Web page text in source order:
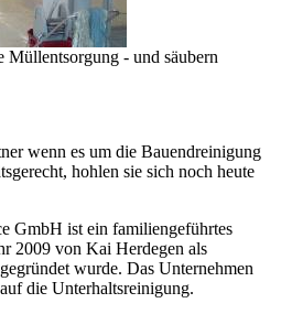
Müllentsorgung - und säubern
wenn es um die Bauendreinigung
hohlen sie sich noch heute
GmbH ist ein familiengeführtes
2009 von Kai Herdegen als
wurde. Das Unternehmen
die Unterhaltsreinigung.